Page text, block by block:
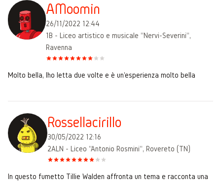
AMoomin
26/11/2022 12:44
1B - Liceo artistico e musicale "Nervi-Severini",
Ravenna
Molto bella, lho letta due volte e è un'esperienza molto bella
Rossellacirillo
30/05/2022 12:16
2ALN - Liceo "Antonio Rosmini", Rovereto (TN)
In questo fumetto Tillie Walden affronta un tema e racconta una